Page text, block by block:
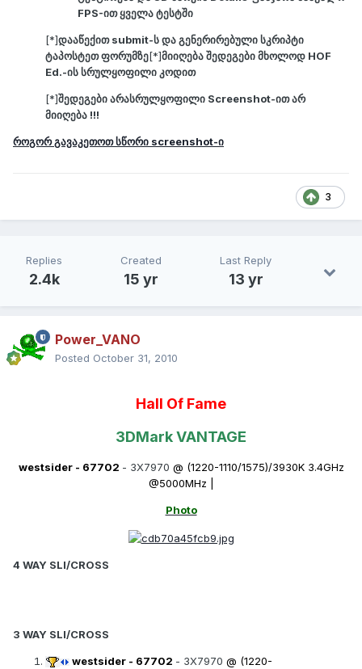
FPS-ით ყველა ტესტში
[*]დააწექით submit-ს და გენერირებული სკრიპტი
ტაპოსტეთ ფორუმზე[*]მიიღება შედეგები მხოლოდ HOF
Ed.-ის სრულყოფილი კოდით
[*]შედეგები არასრულყოფილი Screenshot-ით არ
მიიღება !!!
როგორ გავაკეთოთ სწორი screenshot-ი
3
Replies
2.4k
Created
15 yr
Last Reply
13 yr
Power_VANO
Posted October 31, 2010
Hall Of Fame
3DMark VANTAGE
westsider - 67702 - 3X7970 @ (1220-1110/1575)/3930K 3.4GHz
@5000MHz |
Photo
4 WAY SLI/CROSS
3 WAY SLI/CROSS
westsider - 67702 - 3X7970 @ (1220-